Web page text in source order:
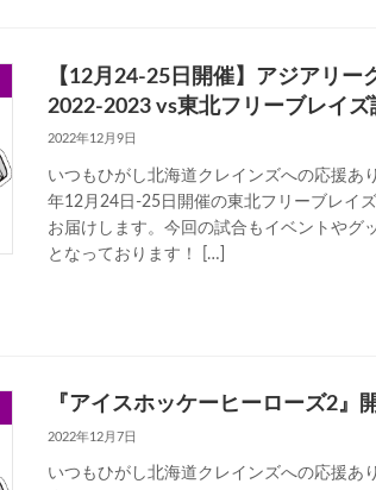
【12月24-25日開催】アジアリー
2022-2023 vs東北フリーブレイズ
2022年12月9日
いつもひがし北海道クレインズへの応援あ
年12月24日-25日開催の東北フリーブレイ
お届けします。今回の試合もイベントやグ
となっております！ […]
『アイスホッケーヒーローズ2』
2022年12月7日
いつもひがし北海道クレインズへの応援あ